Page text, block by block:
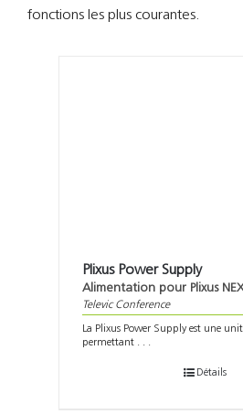
fonctions les plus courantes.
Plixus Power Supply
Alimentation pour Plixus
Televic Conference
La Plixus Power Supply est une
permettant . . .
Détails